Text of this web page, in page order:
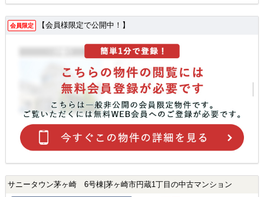
会員限定 【会員様限定で公開中！】
サニータウン茅ヶ崎 6号棟|茅ヶ崎市円蔵1丁目の中古マンション